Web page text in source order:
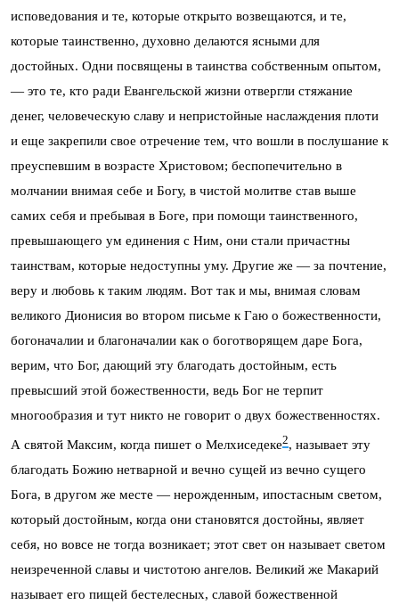
исповедования и те, которые открыто возвещаются, и те,
которые таинственно, духовно делаются ясными для
достойных. Одни посвящены в таинства собственным опытом,
— это те, кто ради Евангельской жизни отвергли стяжание
денег, человеческую славу и непристойные наслаждения плоти
и еще закрепили свое отречение тем, что вошли в послушание к
преуспевшим в возрасте Христовом; беспопечительно в
молчании внимая себе и Богу, в чистой молитве став выше
самих себя и пребывая в Боге, при помощи таинственного,
превышающего ум единения с Ним, они стали причастны
таинствам, которые недоступны уму. Другие же — за почтение,
веру и любовь к таким людям. Вот так и мы, внимая словам
великого Дионисия во втором письме к Гаю о божественности,
богоначалии и благоначалии как о боготворящем даре Бога,
верим, что Бог, дающий эту благодать достойным, есть
превысший этой божественности, ведь Бог не терпит
многообразия и тут никто не говорит о двух божественностях.
А святой Максим, когда пишет о Мелхиседеке2, называет эту
благодать Божию нетварной и вечно сущей из вечно сущего
Бога, в другом же месте — нерожденным, ипостасным светом,
который достойным, когда они становятся достойны, являет
себя, но вовсе не тогда возникает; этот свет он называет светом
неизреченной славы и чистотою ангелов. Великий же Макарий
называет его пищей бестелесных, славой божественной